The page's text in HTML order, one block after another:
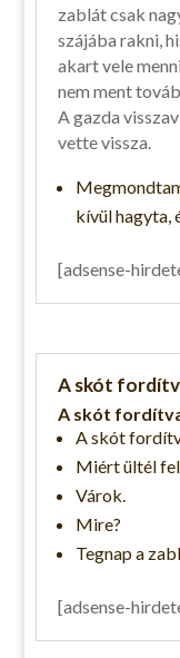
zablát csak
szájába rakni,
akart vele
nem ment
A gazda
vette vissza.
kívül hagyta,
[adsense-
A skót
A skót
A skót
Miért ültél
Várok.
Mire?
Tegnap a
[adsense-